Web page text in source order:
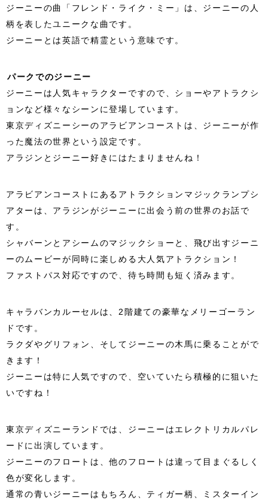
ジーニーの曲「フレンド・ライク・ミー」は、ジーニーの人
柄を表したユニークな曲です。
ジーニーとは英語で精霊という意味です。
パークでのジーニー
ジーニーは人気キャラクターですので、ショーやアトラクシ
ョンなど様々なシーンに登場しています。
東京ディズニーシーのアラビアンコーストは、ジーニーが作
った魔法の世界という設定です。
アラジンとジーニー好きにはたまりませんね！
アラビアンコーストにあるアトラクションマジックランプシ
アターは、アラジンがジーニーに出会う前の世界のお話で
す。
シャバーンとアシームのマジックショーと、飛び出すジーニ
ーのムービーが同時に楽しめる大人気アトラクション！
ファストパス対応ですので、待ち時間も短く済みます。
キャラバンカルーセルは、2階建ての豪華なメリーゴーラン
ドです。
ラクダやグリフォン、そしてジーニーの木馬に乗ることがで
きます！
ジーニーは特に人気ですので、空いていたら積極的に狙いた
いですね！
東京ディズニーランドでは、ジーニーはエレクトリカルパレ
ードに出演しています。
ジーニーのフロートは、他のフロートは違って目まぐるしく
色が変化します。
通常の青いジーニーはもちろん、ティガー柄、ミスターイン